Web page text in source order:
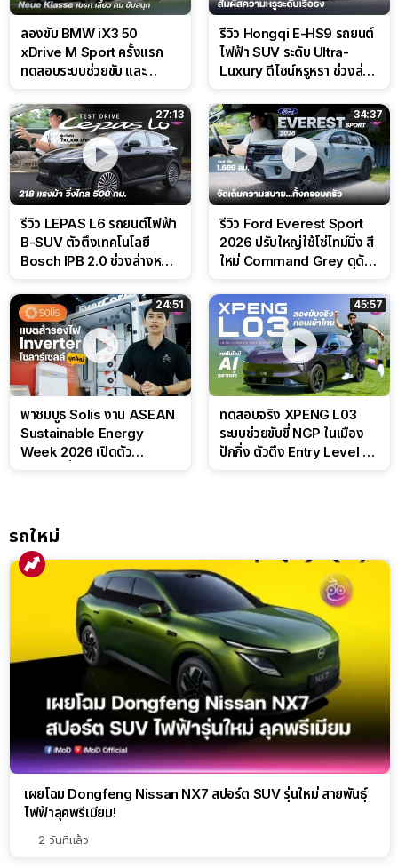
ลองขับ BMW iX3 50
xDrive M Sport ครั้งแรก
ทดสอบระบบช่วยขับ และ
สนาม
รีวิว Hongqi E-HS9 รถยนต์
ไฟฟ้า SUV ระดับ Ultra-
Luxury ดีไซน์หรูหรา ช่วงล่าง
27:13
รีวิว LEPAS L6 รถยนต์ไฟฟ้า
B-SUV ตัวตึงเทคโนโลยี
Bosch IPB 2.0 ช่วงล่างหนึบ
34:37
รีวิว Ford Everest Sport
2026 ปรับใหญ่ใช้โซ่ไทม์มิ่ง สี
ใหม่ Command Grey ดุดัน
24:51
พาชมบูธ Solis งาน ASEAN
Sustainable Energy
Week 2026 เปิดตัว
45:57
ทดสอบจริง XPENG L03
ระบบช่วยขับขี่ NGP ในเมือง
ปักกิ่ง ตัวตึง Entry Level ที่
รถใหม่
เผยโฉม Dongfeng Nissan NX7 สปอร์ต SUV รุ่นใหม่ สายพันธุ์
ไฟฟ้าลุคพรีเมียม!
2 วันที่แล้ว